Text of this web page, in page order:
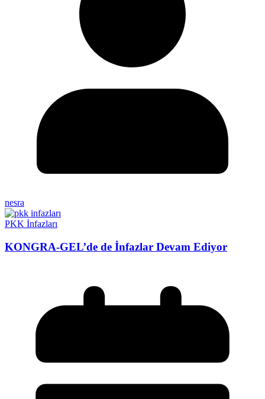
nesra
PKK İnfazları
KONGRA-GEL’de de İnfazlar Devam Ediyor